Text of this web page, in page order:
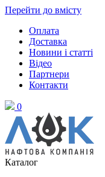
Перейти до вмісту
Оплата
Доставка
Новини і статті
Відео
Партнери
Контакти
0
Каталог